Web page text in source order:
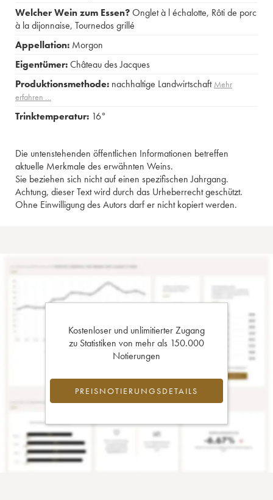
Welcher Wein zum Essen?Onglet à l échalotte, Rôti de porc
à la dijonnaise, Tournedos grillé
Appellation: Morgon
Eigentümer:Château des Jacques
Produktionsmethode: nachhaltige Landwirtschaft Mehr
erfahren …
Trinktemperatur: 16°
Die untenstehenden öffentlichen Informationen betreffen
aktuelle Merkmale des erwähnten Weins.
Sie beziehen sich nicht auf einen spezifischen Jahrgang.
Achtung, dieser Text wird durch das Urheberrecht geschützt.
Ohne Einwilligung des Autors darf er nicht kopiert werden.
Kostenloser und unlimitierter Zugang
zu Statistiken von mehr als 150.000
Notierungen
PREISNOTIERUNGSDETAILS